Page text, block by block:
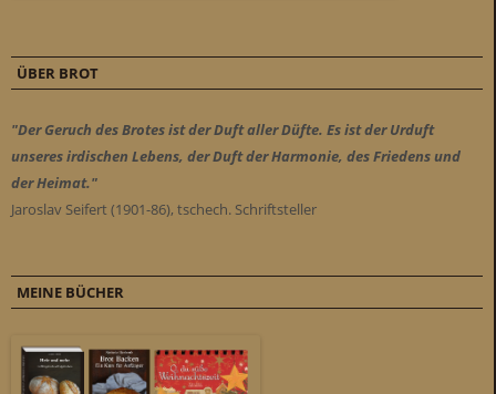
ÜBER BROT
"Der Geruch des Brotes ist der Duft aller Düfte. Es ist der Urduft
unseres irdischen Lebens, der Duft der Harmonie, des Friedens und
der Heimat."
Jaroslav Seifert (1901-86), tschech. Schriftsteller
MEINE BÜCHER